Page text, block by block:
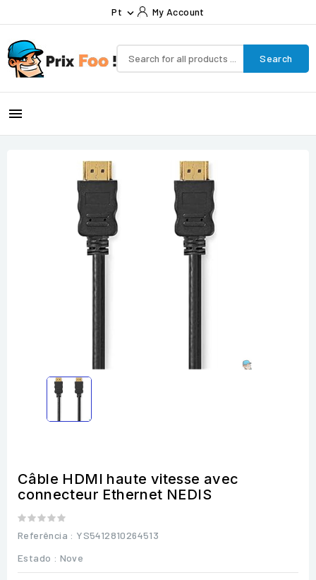
Pt  My Account
Search

Câble HDMI haute vitesse avec
connecteur Ethernet NEDIS
Referência : YS5412810264513
Estado : Nove